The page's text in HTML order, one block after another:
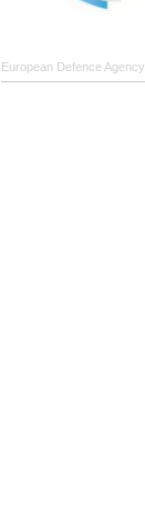
European Defence Agency